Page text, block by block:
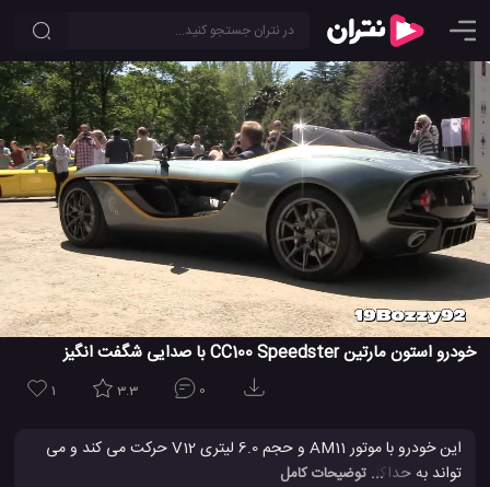
خودرو استون مارتین CC100 Speedster با صدایی شگفت انگیز
1 3.3 0
این خودرو با موتور AM11 و حجم 6.0 لیتری V12 حرکت می کند و می
... توضیحات کامل